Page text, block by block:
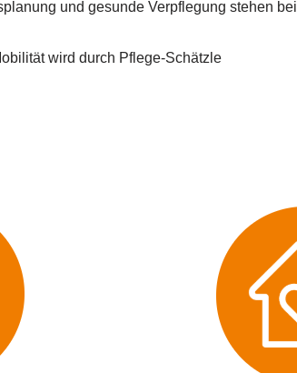
und gesunde Verpflegung stehen bei
wird durch Pflege-Schätzle